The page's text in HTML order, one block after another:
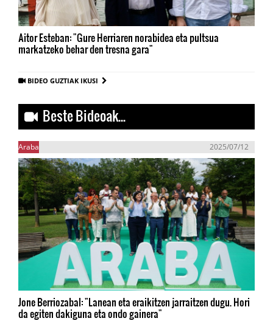
Aitor Esteban: "Gure Herriaren norabidea eta pultsua
markatzeko behar den tresna gara"
BIDEO GUZTIAK IKUSI
Beste Bideoak...
Araba 2025/07/12
Jone Berriozabal: "Lanean eta eraikitzen jarraitzen dugu. Hori
da egiten dakiguna eta ondo gainera"